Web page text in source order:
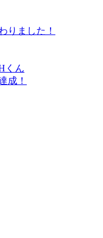
りました！
くん
成！